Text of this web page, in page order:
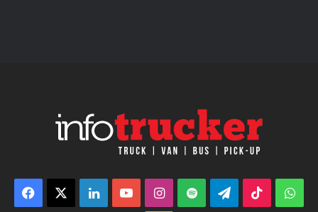
Facebook LinkedInYouTubeInstagram
Spotify TelegramTikTok